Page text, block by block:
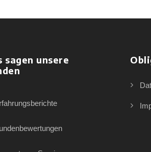
sagen unsere